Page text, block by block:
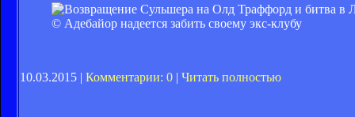
© Адебайор надеется забить своему экс-клубу
10.03.2015 | Комментарии: 0 | Читать полностью